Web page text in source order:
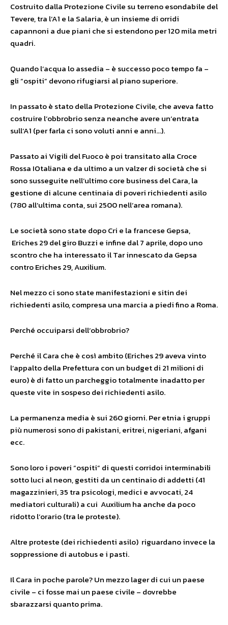
Costruito dalla Protezione Civile su terreno esondabile del
Tevere, tra l’A1 e la Salaria, è un insieme di orridi
capannoni a due piani che si estendono per 120 mila metri
quadri.
Quando l’acqua lo assedia – è successo poco tempo fa –
gli “ospiti” devono rifugiarsi al piano superiore.
In passato è stato della Protezione Civile, che aveva fatto
costruire l’obbrobrio senza neanche avere un’entrata
sull’A1 (per farla ci sono voluti anni e anni…).
Passato ai Vigili del Fuoco è poi transitato alla Croce
Rossa IOtaliana e da ultimo a un valzer di società che si
sono susseguite nell’ultimo core business del Cara, la
gestione di alcune centinaia di poveri richiedenti asilo
(780 all’ultima conta, sui 2500 nell’area romana).
Le società sono state dopo Cri e la francese Gepsa,
Eriches 29 del giro Buzzi e infine dal 7 aprile, dopo uno
scontro che ha interessato il Tar innescato da Gepsa
contro Eriches 29, Auxilium.
Nel mezzo ci sono state manifestazioni e sitin dei
richiedenti asilo, compresa una marcia a piedi fino a Roma.
Perché occuiparsi dell’obbrobrio?
Perché il Cara che è così ambito (Eriches 29 aveva vinto
l’appalto della Prefettura con un budget di 21 milioni di
euro) è di fatto un parcheggio totalmente inadatto per
queste vite in sospeso dei richiedenti asilo.
La permanenza media è sui 260 giorni. Per etnia i gruppi
più numerosi sono di pakistani, eritrei, nigeriani, afgani
ecc.
Sono loro i poveri “ospiti” di questi corridoi interminabili
sotto luci al neon, gestiti da un centinaio di addetti (41
magazzinieri, 35 tra psicologi, medici e avvocati, 24
mediatori culturali) a cui Auxilium ha anche da poco
ridotto l’orario (tra le proteste).
Altre proteste (dei richiedenti asilo) riguardano invece la
soppressione di autobus e i pasti.
Il Cara in poche parole? Un mezzo lager di cui un paese
civile – ci fosse mai un paese civile – dovrebbe
sbarazzarsi quanto prima.